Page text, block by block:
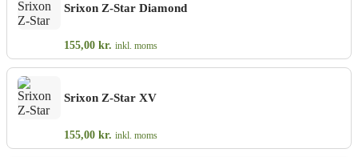
Srixon Z-Star Diamond
155,00 kr. inkl. moms
Srixon Z-Star XV
155,00 kr. inkl. moms